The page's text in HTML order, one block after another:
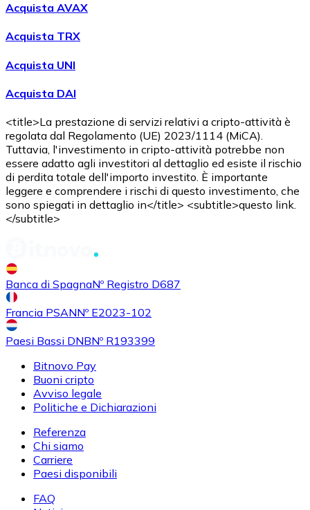
Acquista AVAX
Acquista TRX
Acquista UNI
Acquista DAI
<title>La prestazione di servizi relativi a cripto-attività è
regolata dal Regolamento (UE) 2023/1114 (MiCA).
Tuttavia, l'investimento in cripto-attività potrebbe non
essere adatto agli investitori al dettaglio ed esiste il rischio
di perdita totale dell'importo investito. È importante
leggere e comprendere i rischi di questo investimento, che
sono spiegati in dettaglio in</title> <subtitle>questo link.
</subtitle>
Banca di SpagnaNº Registro D687
Francia PSANNº E2023-102
Paesi Bassi DNBNº R193399
Bitnovo Pay
Buoni cripto
Avviso legale
Politiche e Dichiarazioni
Referenza
Chi siamo
Carriere
Paesi disponibili
FAQ